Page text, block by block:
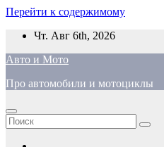
Перейти к содержимому
Чт. Авг 6th, 2026
Авто и Мото
Про автомобили и мотоциклы